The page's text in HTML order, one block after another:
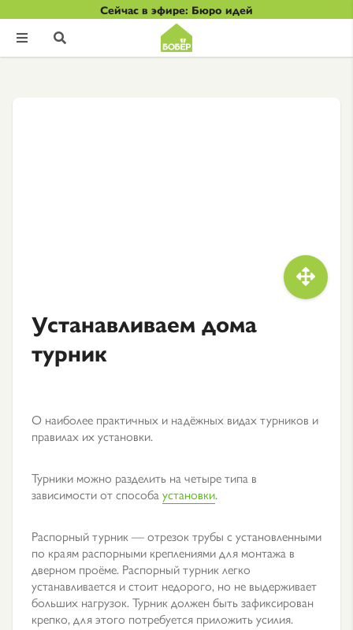
Сейчас в эфире: Бюро идей
 

Устанавливаем дома
турник
О наиболее практичных и надёжных видах турников и
правилах их установки.
Турники можно разделить на четыре типа в
зависимости от способаустановки.
Распорный турник — отрезок трубы с установленными
по краям распорными креплениями для монтажа в
дверном проёме. Распорный турник легко
устанавливается и стоит недорого, но не выдерживает
больших нагрузок. Турник должен быть зафиксирован
крепко, для этого потребуется приложить усилия.